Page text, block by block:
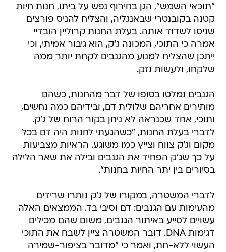
"תוכאי השמש", הגן בחירוף נפש על ביתו, חנות חיות
קטנה בקובנטרי שבאנגליה, והצליח להניס פורצים
שניסו לשדוד אותה. בעלת החנות קרוליין הובדיי
אמרה כי התוכי, המכונה ג'ק, הוא גיבור אמיתי, וכי
ייתכן שהצליח למנוע מהגנבים לקחת יותר ממה
שלקחו, ולעשות נזק.
הגנבים נמלטו בסופו של דבר מהחנות, כשהם
מותירים אחריהם שלולית דם, ובידיהם כמה נחשים,
ותוכי, אחד שכנראה לא ניחן בקור הרוח של ג'ק.
לדברי בעלת החנות, "כשהגעתי לחנות היה דם בכל
מקום וג'ק צווח וצייץ כמו משוגע. הראיות מצביעות
על כך שג'ק הפחיד את הגנבים ובילה את שאר הלילה
בסיורים בין יתר החיות בחנות".
לדברי המשטרה, במקורו של ג'ק נותרו שרידים
מהעימות עם הגנבים: דם וסיבי בד. הממצאים האלה
עשויים לסייע באיתור הגנבים, משום שהם מכילים
דגימות DNA. דובר המשטרה ציין לשבח את התוכי
העשוי ללא-חת, ואמר כי "מדובר בציפור-שמירה